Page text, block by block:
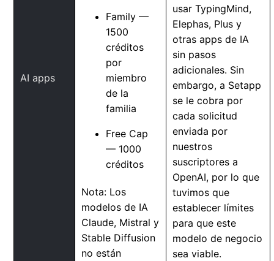
AI apps
Family —
1500
créditos
por
miembro
de la
familia
Free Cap
— 1000
créditos
Nota: Los
modelos de IA
Claude, Mistral y
Stable Diffusion
no están
usar TypingMind,
Elephas, Plus y
otras apps de IA
sin pasos
adicionales. Sin
embargo, a Setapp
se le cobra por
cada solicitud
enviada por
nuestros
suscriptores a
OpenAI, por lo que
tuvimos que
establecer límites
para que este
modelo de negocio
sea viable.